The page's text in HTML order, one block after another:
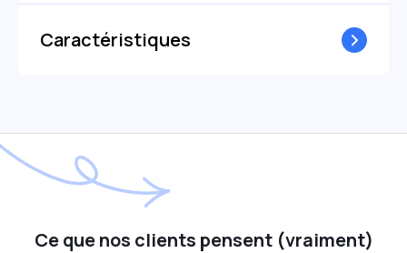
Caractéristiques
Ce que nos clients pensent (vraiment)